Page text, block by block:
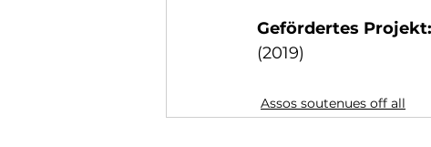
Gefördertes Projekt:
(2019)
Assos soutenues off all